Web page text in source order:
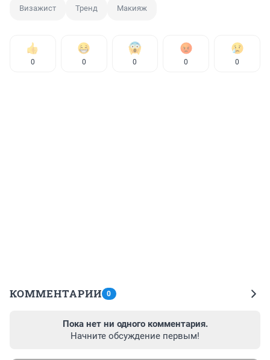
Визажист Тренд Макияж
0 0 0 0 0
КОММЕНТАРИИ 0
Пока нет ни одного комментария.
Начните обсуждение первым!